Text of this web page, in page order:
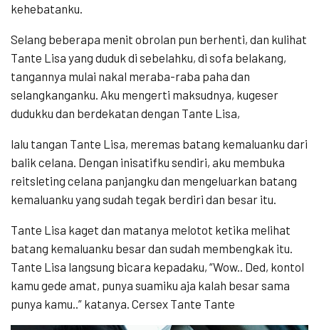
kehebatanku.
Selang beberapa menit obrolan pun berhenti, dan kulihat
Tante Lisa yang duduk di sebelahku, di sofa belakang,
tangannya mulai nakal meraba-raba paha dan
selangkanganku. Aku mengerti maksudnya, kugeser
dudukku dan berdekatan dengan Tante Lisa,
lalu tangan Tante Lisa, meremas batang kemaluanku dari
balik celana. Dengan inisatifku sendiri, aku membuka
reitsleting celana panjangku dan mengeluarkan batang
kemaluanku yang sudah tegak berdiri dan besar itu.
Tante Lisa kaget dan matanya melotot ketika melihat
batang kemaluanku besar dan sudah membengkak itu.
Tante Lisa langsung bicara kepadaku, “Wow.. Ded, kontol
kamu gede amat, punya suamiku aja kalah besar sama
punya kamu..” katanya. Cersex Tante Tante